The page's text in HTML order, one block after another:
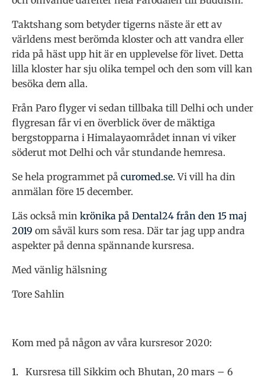
Taktshang som betyder tigerns näste är ett av
världens mest berömda kloster och att vandra eller
rida på häst upp hit är en upplevelse för livet. Detta
lilla kloster har sju olika tempel och den som vill kan
besöka dem alla.
Från Paro flyger vi sedan tillbaka till Delhi och under
flygresan får vi en överblick över de mäktiga
bergstopparna i Himalayaområdet innan vi viker
söderut mot Delhi och vår stundande hemresa.
Se hela programmet på curomed.se. Vi vill ha din
anmälan före 15 december.
Läs också min krönika på Dental24 från den 15 maj
2019 om såväl kurs som resa. Där tar jag upp andra
aspekter på denna spännande kursresa.
Med vänlig hälsning
Tore Sahlin
Kom med på någon av våra kursresor 2020:
Kursresa till Sikkim och Bhutan, 20 mars – 6